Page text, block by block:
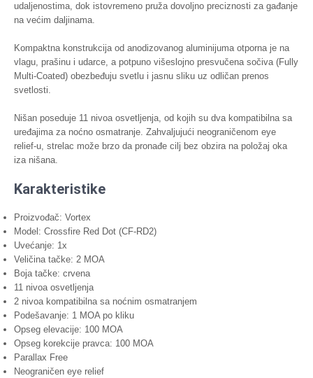
udaljenostima, dok istovremeno pruža dovoljno preciznosti za gađanje
na većim daljinama.
Kompaktna konstrukcija od anodizovanog aluminijuma otporna je na
vlagu, prašinu i udarce, a potpuno višeslojno presvučena sočiva (Fully
Multi-Coated) obezbeđuju svetlu i jasnu sliku uz odličan prenos
svetlosti.
Nišan poseduje 11 nivoa osvetljenja, od kojih su dva kompatibilna sa
uređajima za noćno osmatranje. Zahvaljujući neograničenom eye
relief-u, strelac može brzo da pronađe cilj bez obzira na položaj oka
iza nišana.
Karakteristike
Proizvođač: Vortex
Model: Crossfire Red Dot (CF-RD2)
Uvećanje: 1x
Veličina tačke: 2 MOA
Boja tačke: crvena
11 nivoa osvetljenja
2 nivoa kompatibilna sa noćnim osmatranjem
Podešavanje: 1 MOA po kliku
Opseg elevacije: 100 MOA
Opseg korekcije pravca: 100 MOA
Parallax Free
Neograničen eye relief